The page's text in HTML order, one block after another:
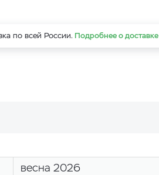
по всей России. Подробнее о доставке
весна 2026